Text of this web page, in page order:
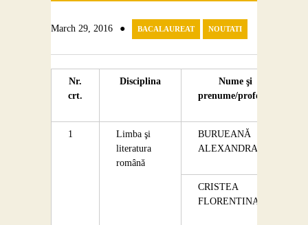
Elevi
March 29, 2016 ● BACALAUREAT NOUTATI
Nr.
crt.
Disciplina
Nume şi
prenume/profesor
1
Limba şi
literatura
română
BURUEANĂ
ALEXANDRA
CRISTEA
FLORENTINA